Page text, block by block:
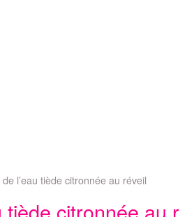
l’eau tiède citronnée au réveil
tiède citronnée au